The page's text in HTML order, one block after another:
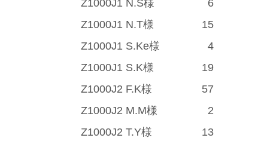
Z1000J1 N.S様
6
Z1000J1 N.T様
15
Z1000J1 S.Ke様
4
Z1000J1 S.K様
19
Z1000J2 F.K様
57
Z1000J2 M.M様
2
Z1000J2 T.Y様
13